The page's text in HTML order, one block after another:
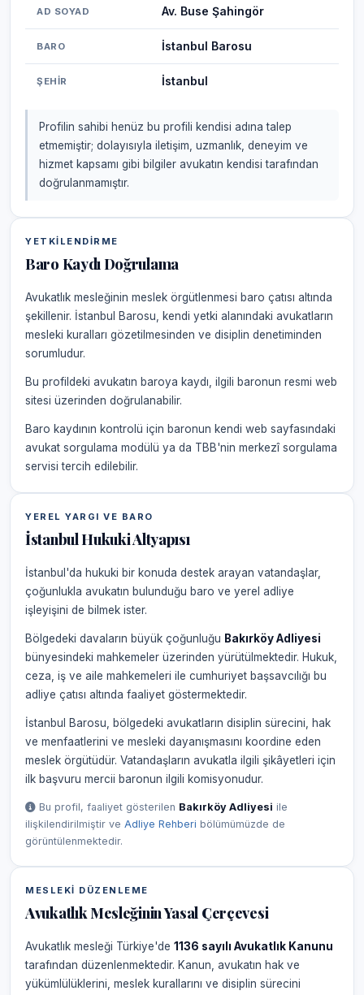
AD SOYAD Av. Buse Şahingör
BARO İstanbul Barosu
ŞEHIR İstanbul
Profilin sahibi henüz bu profili kendisi adına talep
etmemiştir; dolayısıyla iletişim, uzmanlık, deneyim ve
hizmet kapsamı gibi bilgiler avukatın kendisi tarafından
doğrulanmamıştır.
YETKILENDIRME
Baro Kaydı Doğrulama
Avukatlık mesleğinin meslek örgütlenmesi baro çatısı altında
şekillenir. İstanbul Barosu, kendi yetki alanındaki avukatların
mesleki kuralları gözetilmesinden ve disiplin denetiminden
sorumludur.
Bu profildeki avukatın baroya kaydı, ilgili baronun resmi web
sitesi üzerinden doğrulanabilir.
Baro kaydının kontrolü için baronun kendi web sayfasındaki
avukat sorgulama modülü ya da TBB'nin merkezî sorgulama
servisi tercih edilebilir.
YEREL YARGI VE BARO
İstanbul Hukuki Altyapısı
İstanbul'da hukuki bir konuda destek arayan vatandaşlar,
çoğunlukla avukatın bulunduğu baro ve yerel adliye
işleyişini de bilmek ister.
Bölgedeki davaların büyük çoğunluğu Bakırköy Adliyesi
bünyesindeki mahkemeler üzerinden yürütülmektedir. Hukuk,
ceza, iş ve aile mahkemeleri ile cumhuriyet başsavcılığı bu
adliye çatısı altında faaliyet göstermektedir.
İstanbul Barosu, bölgedeki avukatların disiplin sürecini, hak
ve menfaatlerini ve mesleki dayanışmasını koordine eden
meslek örgütüdür. Vatandaşların avukatla ilgili şikâyetleri için
ilk başvuru mercii baronun ilgili komisyonudur.
Bu profil, faaliyet gösterilen Bakırköy Adliyesi ile
ilişkilendirilmiştir ve Adliye Rehberi bölümümüzde de
görüntülenmektedir.
MESLEKI DÜZENLEME
Avukatlık Mesleğinin Yasal Çerçevesi
Avukatlık mesleği Türkiye'de 1136 sayılı Avukatlık Kanunu
tarafından düzenlenmektedir. Kanun, avukatın hak ve
yükümlülüklerini, meslek kurallarını ve disiplin sürecini